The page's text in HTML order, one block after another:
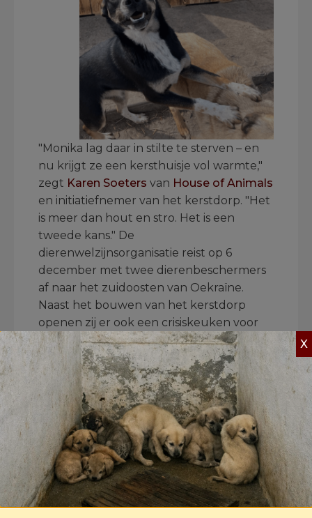
"Monika lag daar in stilte te sterven – en
nu krijgt ze een kersthuisje vol warmte,"
zegt Karen Soeters van House of Animals
en initiatiefnemer van het kerstdorp. "Het
is meer dan hout en stro. Het is een
tweede kans." De
dierenwelzijnsorganisatie reist op 6
december met twee dierenbeschermers
af naar het zuidoosten van Oekraïne.
Naast het bouwen van het kerstdorp
openen zij er ook een crisiskeuken voor
meer dan 2000 (huis)dieren. Hiermee
kunnen de lokale verzorgers zelf pap
maken en brokken aanlengen met water,
meel en havermout zodat ze de maagjes
van de dieren langer kunnen vullen.
Huisjeseigenaar
Sinds het begin van de invasie kon House
of Animals dankzij Nederlandse en
Vlaamse donateurs meer dan 2 miljoen
X